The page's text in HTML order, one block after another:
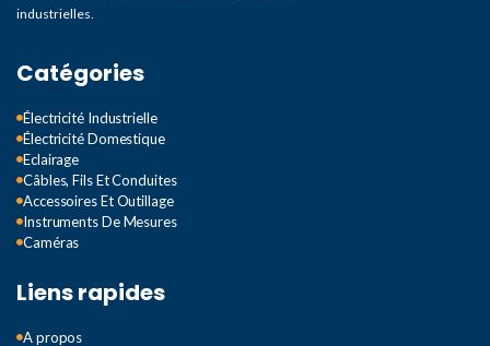
industrielles.
Catégories
Électricité Industrielle
Électricité Domestique
Eclairage
Câbles, Fils Et Conduites
Accessoires Et Outillage
Instruments De Mesures
Caméras
Liens rapides
A propos